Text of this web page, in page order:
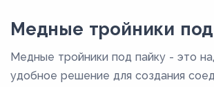
Медные тройники
Медные тройники под пайку - это
удобное решение для создания